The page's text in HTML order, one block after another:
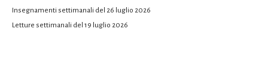
Insegnamenti settimanali del 26 luglio 2026
Letture settimanali del 19 luglio 2026